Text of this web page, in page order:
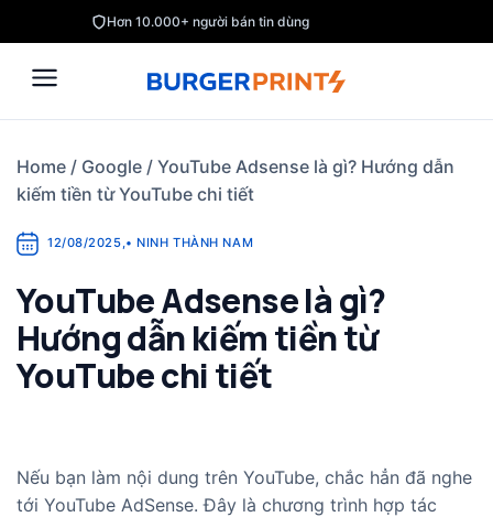
to
content
Hơn 10.000+ người bán tin dùng
Home / Google / YouTube Adsense là gì? Hướng dẫn
kiếm tiền từ YouTube chi tiết
12/08/2025,• NINH THÀNH NAM
YouTube Adsense là gì?
Hướng dẫn kiếm tiền từ
YouTube chi tiết
Nếu bạn làm nội dung trên YouTube, chắc hẳn đã nghe
tới YouTube AdSense. Đây là chương trình hợp tác